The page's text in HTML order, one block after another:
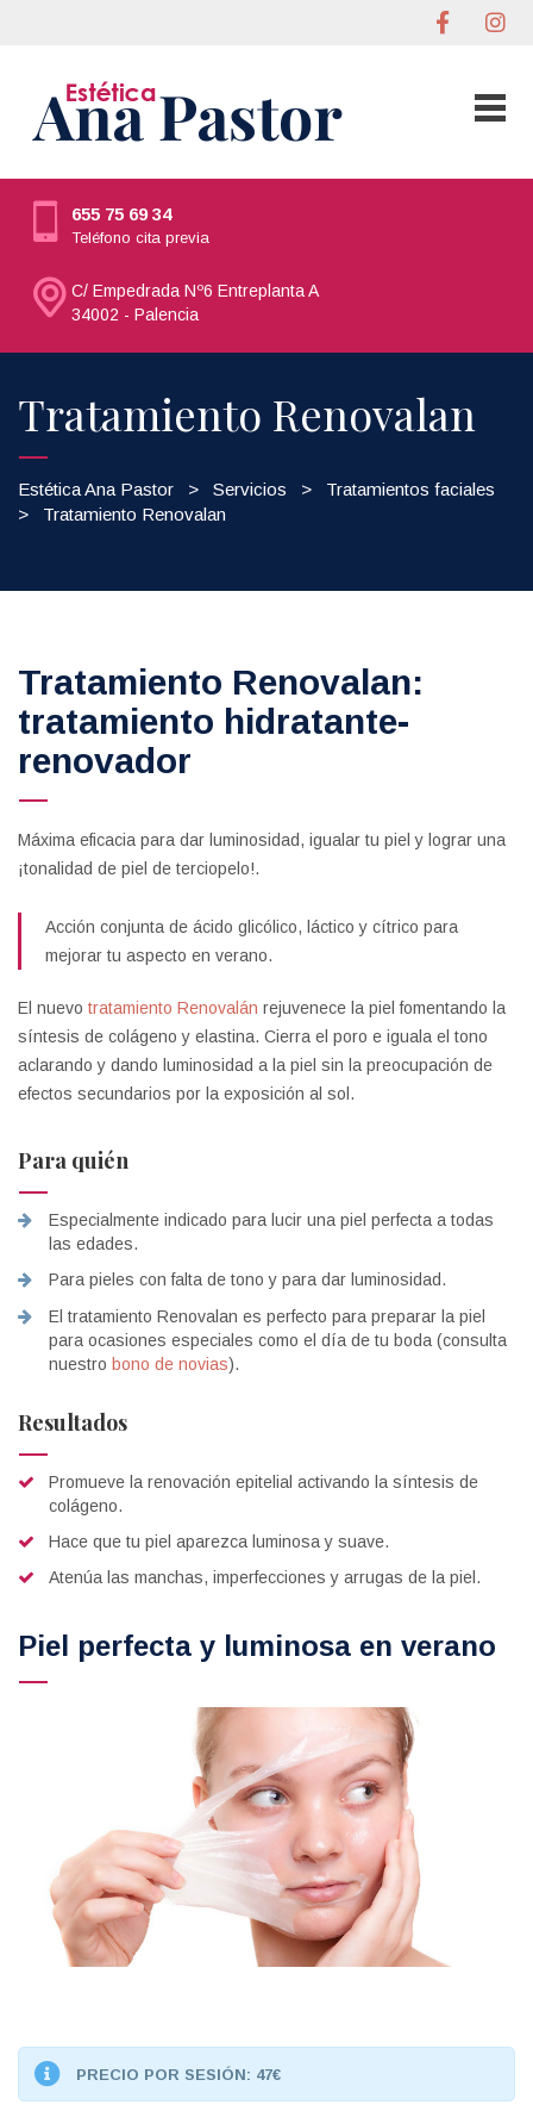
655 75 69 34
Teléfono cita previa
C/ Empedrada Nº6 Entreplanta A
34002 - Palencia
Tratamiento Renovalan
Estética Ana Pastor > Servicios >
Tratamientos faciales
>
Tratamiento Renovalan
Tratamiento Renovalan:
tratamiento hidratante-
renovador
Máxima eficacia para dar luminosidad, igualar tu piel y lograr una
¡tonalidad de piel de terciopelo!.
Acción conjunta de ácido glicólico, láctico y cítrico para
mejorar tu aspecto en verano.
El nuevo tratamiento Renovalán rejuvenece la piel fomentando la
síntesis de colágeno y elastina. Cierra el poro e iguala el tono
aclarando y dando luminosidad a la piel sin la preocupación de
efectos secundarios por la exposición al sol.
Para quién
Especialmente indicado para lucir una piel perfecta a todas
las edades.
Para pieles con falta de tono y para dar luminosidad.
El tratamiento Renovalan es perfecto para preparar la piel
para ocasiones especiales como el día de tu boda (consulta
nuestro bono de novias).
Resultados
Promueve la renovación epitelial activando la síntesis de
colágeno.
Hace que tu piel aparezca luminosa y suave.
Atenúa las manchas, imperfecciones y arrugas de la piel.
Piel perfecta y luminosa en verano
PRECIO POR SESIÓN: 47€